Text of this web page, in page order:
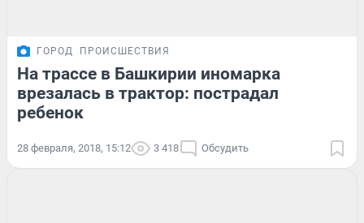
ГОРОД ПРОИСШЕСТВИЯ
На трассе в Башкирии иномарка
врезалась в трактор: пострадал
ребенок
28 февраля, 2018, 15:12 3 418 Обсудить